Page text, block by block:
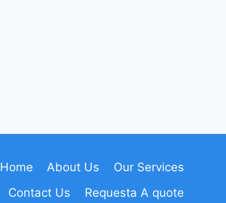
Home About Us
Our Services
Contact Us
Requesta A quote